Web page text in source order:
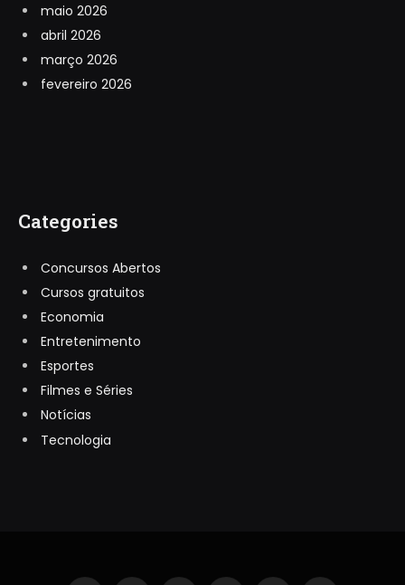
maio 2026
abril 2026
março 2026
fevereiro 2026
Categories
Concursos Abertos
Cursos gratuitos
Economia
Entretenimento
Esportes
Filmes e Séries
Notícias
Tecnologia